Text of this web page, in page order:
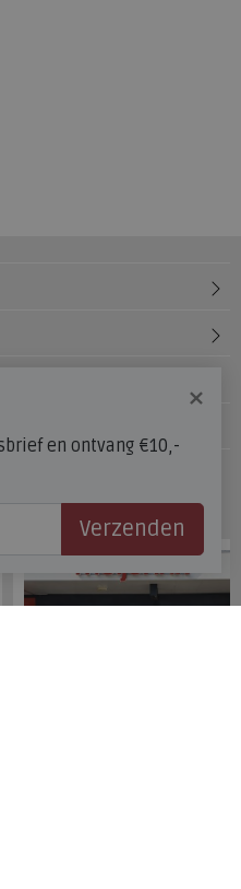
×
en ontvang €10,-
Verzenden